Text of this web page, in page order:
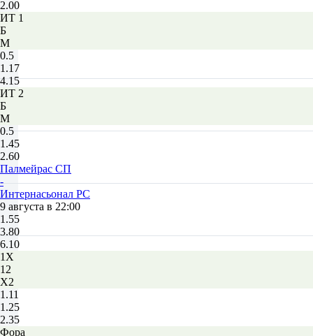
2.00
ИТ 1
Б
М
0.5
1.17
4.15
ИТ 2
Б
М
0.5
1.45
2.60
Палмейрас СП
-
Интернасьонал РС
9 августа в 22:00
1.55
3.80
6.10
1X
12
X2
1.11
1.25
2.35
Фора